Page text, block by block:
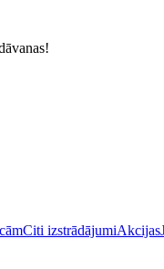
Citi izstrādājumiAkcijas